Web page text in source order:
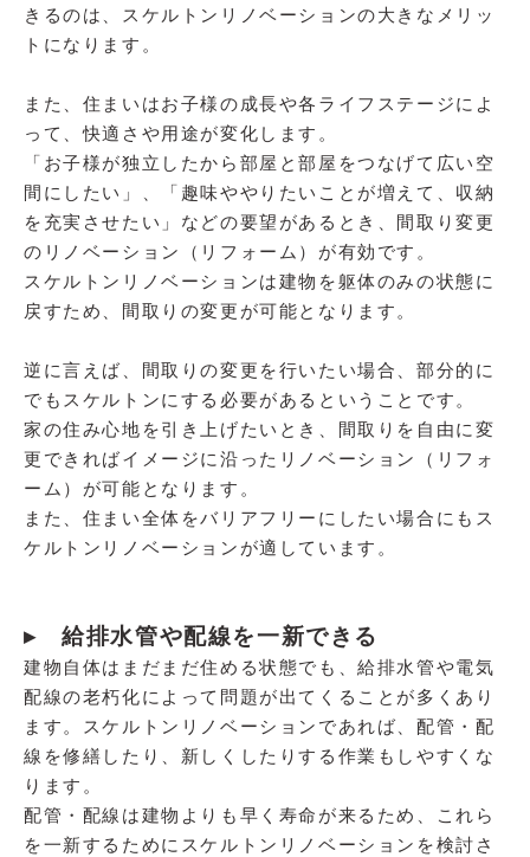
きるのは、スケルトンリノベーションの大きなメリッ
トになります。
また、住まいはお子様の成長や各ライフステージによ
って、快適さや用途が変化します。
「お子様が独立したから部屋と部屋をつなげて広い空
間にしたい」、「趣味ややりたいことが増えて、収納
を充実させたい」などの要望があるとき、間取り変更
のリノベーション（リフォーム）が有効です。
スケルトンリノベーションは建物を躯体のみの状態に
戻すため、間取りの変更が可能となります。
逆に言えば、間取りの変更を行いたい場合、部分的に
でもスケルトンにする必要があるということです。
家の住み心地を引き上げたいとき、間取りを自由に変
更できればイメージに沿ったリノベーション（リフォ
ーム）が可能となります。
また、住まい全体をバリアフリーにしたい場合にもス
ケルトンリノベーションが適しています。
▸ 給排水管や配線を一新できる
建物自体はまだまだ住める状態でも、給排水管や電気
配線の老朽化によって問題が出てくることが多くあり
ます。スケルトンリノベーションであれば、配管・配
線を修繕したり、新しくしたりする作業もしやすくな
ります。
配管・配線は建物よりも早く寿命が来るため、これら
を一新するためにスケルトンリノベーションを検討さ